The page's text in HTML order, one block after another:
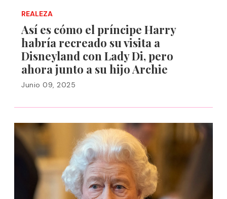
REALEZA
Así es cómo el príncipe Harry
habría recreado su visita a
Disneyland con Lady Di, pero
ahora junto a su hijo Archie
Junio 09, 2025